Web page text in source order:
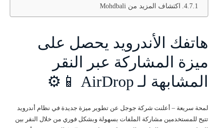
اكتشاف المزيد من Mohdbali
هاتفك الأندرويد يحصل على
ميزة المشاركة عبر النقر
المشابهة لـ AirDrop 📱⚙️
لمحة سريعة – أعلنت شركة جوجل عن تطوير ميزة جديدة في نظام أندرويد
تتيح للمستخدمين مشاركة الملفات بسهولة وبشكل فوري من خلال النقر بين